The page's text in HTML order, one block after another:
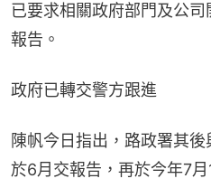
已要求相關政府部門及公
報告。
政府已轉交警方跟進
陳帆今日指出，路政署其
於6月交報告，再於今年7